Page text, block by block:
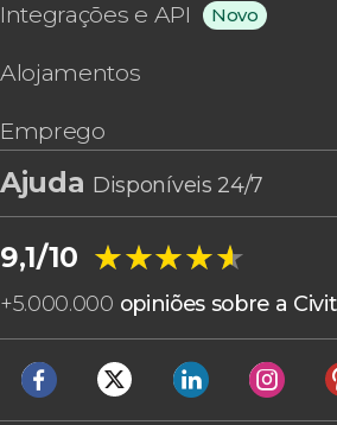
Integrações e API Novo
Alojamentos
Emprego
Ajuda Disponíveis 24/7
9,1/10 ★★★★★
★★★★★
+5.000.000 opiniões sobre a